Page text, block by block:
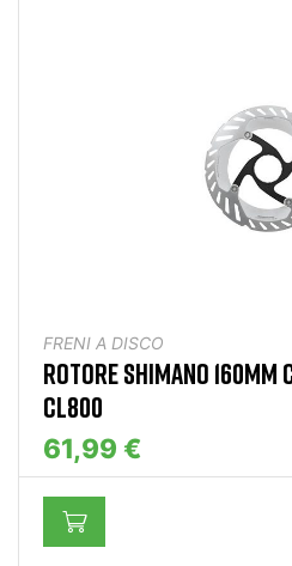
FRENI A DISCO
ROTORE SHIMANO 160MM
CL800
61,99 €